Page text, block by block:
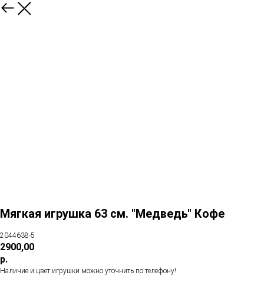
Мягкая игрушка 63 см. "Медведь" Кофе
2044638-5
2900,00
р.
Наличие и цвет игрушки можно уточнить по телефону!